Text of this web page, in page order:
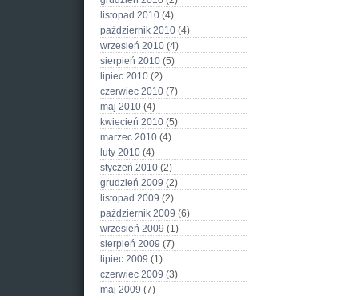
listopad 2010 (4)
październik 2010 (4)
wrzesień 2010 (4)
sierpień 2010 (5)
lipiec 2010 (2)
czerwiec 2010 (7)
maj 2010 (4)
kwiecień 2010 (5)
marzec 2010 (4)
luty 2010 (4)
styczeń 2010 (2)
grudzień 2009 (2)
listopad 2009 (2)
październik 2009 (6)
wrzesień 2009 (1)
sierpień 2009 (7)
lipiec 2009 (1)
czerwiec 2009 (3)
maj 2009 (7)